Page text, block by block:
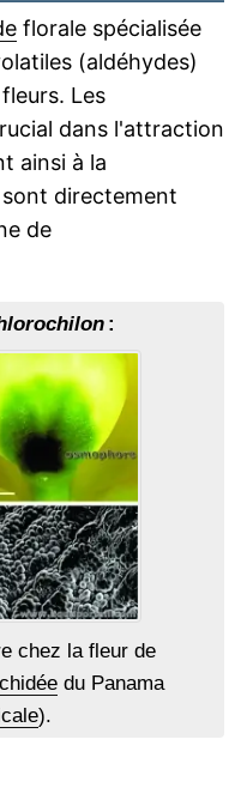
florale spécialisée
(aldéhydes)
Les
dans l'attraction
ainsi à la
sont directement
de
:
chez la fleur de
du Panama
).